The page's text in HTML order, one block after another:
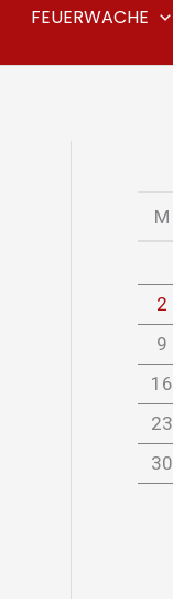
FEUERWACHE
M
2
9
16
23
30